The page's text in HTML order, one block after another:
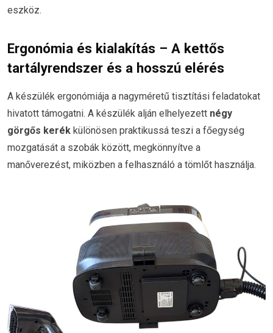
eszköz.
Ergonómia és kialakítás – A kettős
tartályrendszer és a hosszú elérés
A készülék ergonómiája a nagyméretű tisztítási feladatokat
hivatott támogatni. A készülék alján elhelyezett négy
görgős kerék különösen praktikussá teszi a főegység
mozgatását a szobák között, megkönnyítve a
manőverezést, miközben a felhasználó a tömlőt használja.